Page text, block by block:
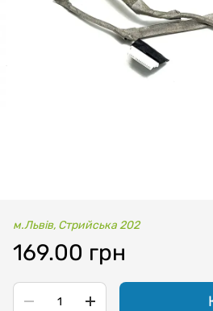
м.Львів, Стрийська 202
169.00 грн